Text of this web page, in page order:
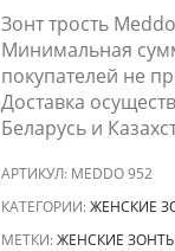
Зонт трость
Минимальная
покупателей не
Доставка
Беларусь и
АРТИКУЛ: MEDDO 952
КАТЕГОРИИ:ЖЕНСКИЕ
МЕТКИ:ЖЕНСКИЕ